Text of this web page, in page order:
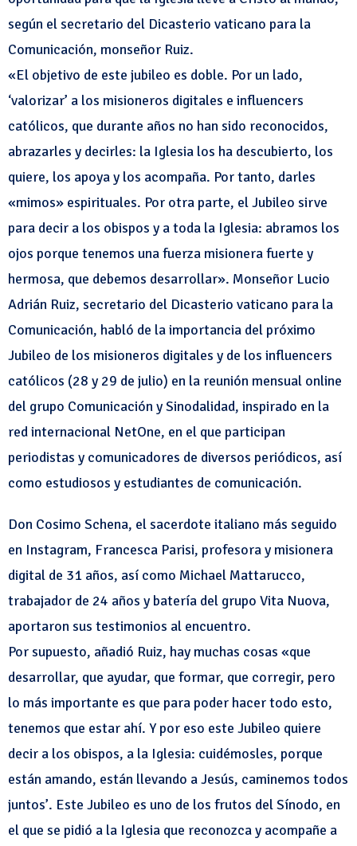
según el secretario del Dicasterio vaticano para la
Comunicación, monseñor Ruiz.
«El objetivo de este jubileo es doble. Por un lado,
‘valorizar’ a los misioneros digitales e influencers
católicos, que durante años no han sido reconocidos,
abrazarles y decirles: la Iglesia los ha descubierto, los
quiere, los apoya y los acompaña. Por tanto, darles
«mimos» espirituales. Por otra parte, el Jubileo sirve
para decir a los obispos y a toda la Iglesia: abramos los
ojos porque tenemos una fuerza misionera fuerte y
hermosa, que debemos desarrollar». Monseñor Lucio
Adrián Ruiz, secretario del Dicasterio vaticano para la
Comunicación, habló de la importancia del próximo
Jubileo de los misioneros digitales y de los influencers
católicos (28 y 29 de julio) en la reunión mensual online
del grupo Comunicación y Sinodalidad, inspirado en la
red internacional NetOne, en el que participan
periodistas y comunicadores de diversos periódicos, así
como estudiosos y estudiantes de comunicación.
Don Cosimo Schena, el sacerdote italiano más seguido
en Instagram, Francesca Parisi, profesora y misionera
digital de 31 años, así como Michael Mattarucco,
trabajador de 24 años y batería del grupo Vita Nuova,
aportaron sus testimonios al encuentro.
Por supuesto, añadió Ruiz, hay muchas cosas «que
desarrollar, que ayudar, que formar, que corregir, pero
lo más importante es que para poder hacer todo esto,
tenemos que estar ahí. Y por eso este Jubileo quiere
decir a los obispos, a la Iglesia: cuidémosles, porque
están amando, están llevando a Jesús, caminemos todos
juntos’. Este Jubileo es uno de los frutos del Sínodo, en
el que se pidió a la Iglesia que reconozca y acompañe a